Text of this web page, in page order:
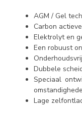
AGM / Gel
Carbon
Elektrolyt en
Een robuust
Dubbele
Speciaal
Lage